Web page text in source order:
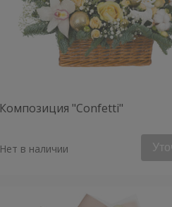
Композиция "Confetti"
Нет в наличии